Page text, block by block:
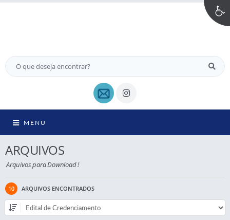
MENU
ARQUIVOS
Arquivos para Download !
10 ARQUIVOS ENCONTRADOS